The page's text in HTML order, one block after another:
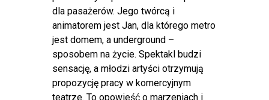
dla pasażerów. Jego twórcą i
animatorem jest Jan, dla którego metro
jest domem, a underground –
sposobem na życie. Spektakl budzi
sensację, a młodzi artyści otrzymują
propozycję pracy w komercyjnym
teatrze. To opowieść o marzeniach i